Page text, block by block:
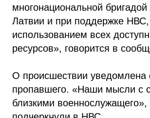
многонациональной
Латвии и при поддержке
использованием всех
ресурсов», говорится в
О происшествии уведомлена
пропавшего. «Наши мысли с
близкими